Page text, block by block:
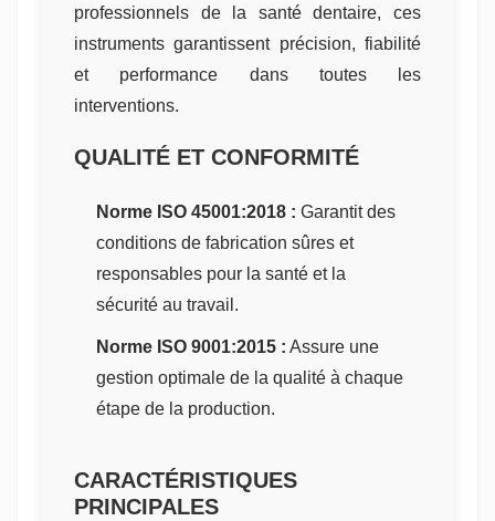
professionnels de la santé dentaire, ces
instruments garantissent précision, fiabilité
et performance dans toutes les
interventions.
QUALITÉ ET CONFORMITÉ
Norme ISO 45001:2018 : Garantit des
conditions de fabrication sûres et
responsables pour la santé et la
sécurité au travail.
Norme ISO 9001:2015 : Assure une
gestion optimale de la qualité à chaque
étape de la production.
CARACTÉRISTIQUES
PRINCIPALES